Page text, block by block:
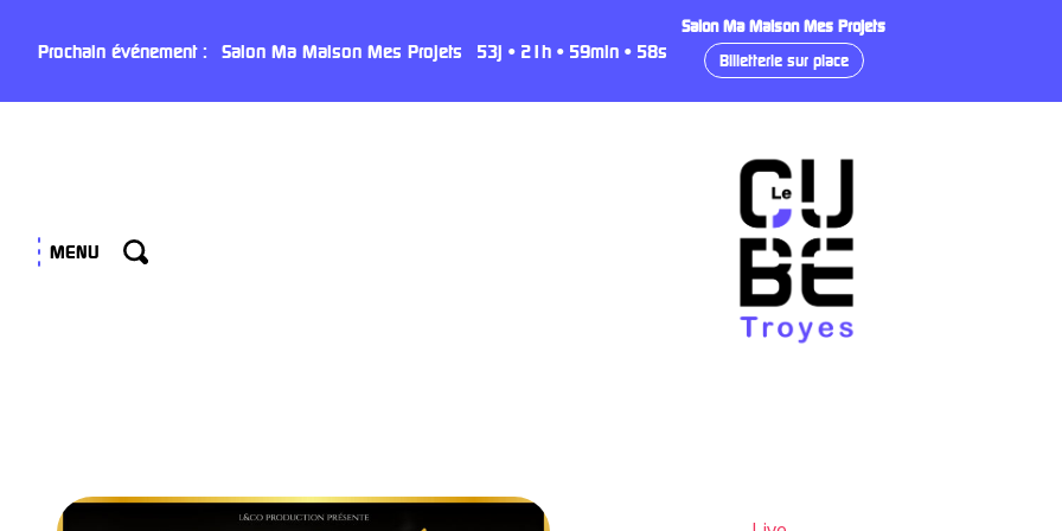
Prochain événement : Salon Ma Maison Mes Projets 53j • 21h • 59min • 57s
Salon Ma Maison Mes Projets
Billetterie sur place
MENU